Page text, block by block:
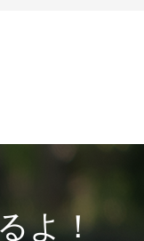
よ！